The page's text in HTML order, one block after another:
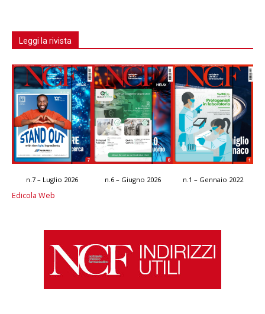
Leggi la rivista
n.7 – Luglio 2026 n.6 – Giugno 2026 n.1 – Gennaio 2022
Edicola Web